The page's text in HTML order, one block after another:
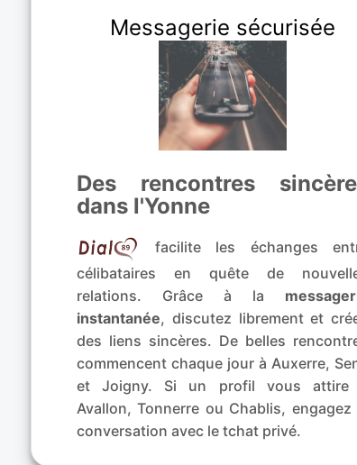
Messagerie sécurisée
Des rencontres
dans l'Yonne
facilite les échanges
célibataires en quête de
relations. Grâce à la
instantanée, discutez librement et
des liens sincères. De belles
commencent chaque jour à Auxerre,
et Joigny. Si un profil vous attire
Avallon, Tonnerre ou Chablis, engagez
conversation avec le tchat privé.